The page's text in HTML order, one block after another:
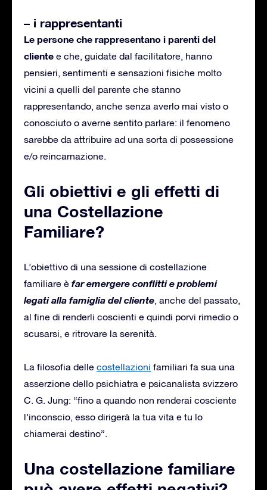
– i rappresentanti
Le persone che rappresentano i parenti del
cliente e che, guidate dal facilitatore, hanno
pensieri, sentimenti e sensazioni fisiche molto
vicini a quelli del parente che stanno
rappresentando, anche senza averlo mai visto o
conosciuto o averne sentito parlare: il fenomeno
sarebbe da attribuire ad una sorta di possessione
e/o reincarnazione.
Gli obiettivi e gli effetti di
una Costellazione
Familiare?
L’obiettivo di una sessione di costellazione
familiare è far emergere conflitti e problemi
legati alla famiglia del cliente, anche del passato,
al fine di renderli coscienti e quindi porvi rimedio o
scusarsi, e ritrovare la serenità.
La filosofia delle costellazioni familiari fa sua una
asserzione dello psichiatra e psicanalista svizzero
C. G. Jung: “fino a quando non renderai cosciente
l’inconscio, esso dirigerà la tua vita e tu lo
chiamerai destino”.
Una costellazione familiare